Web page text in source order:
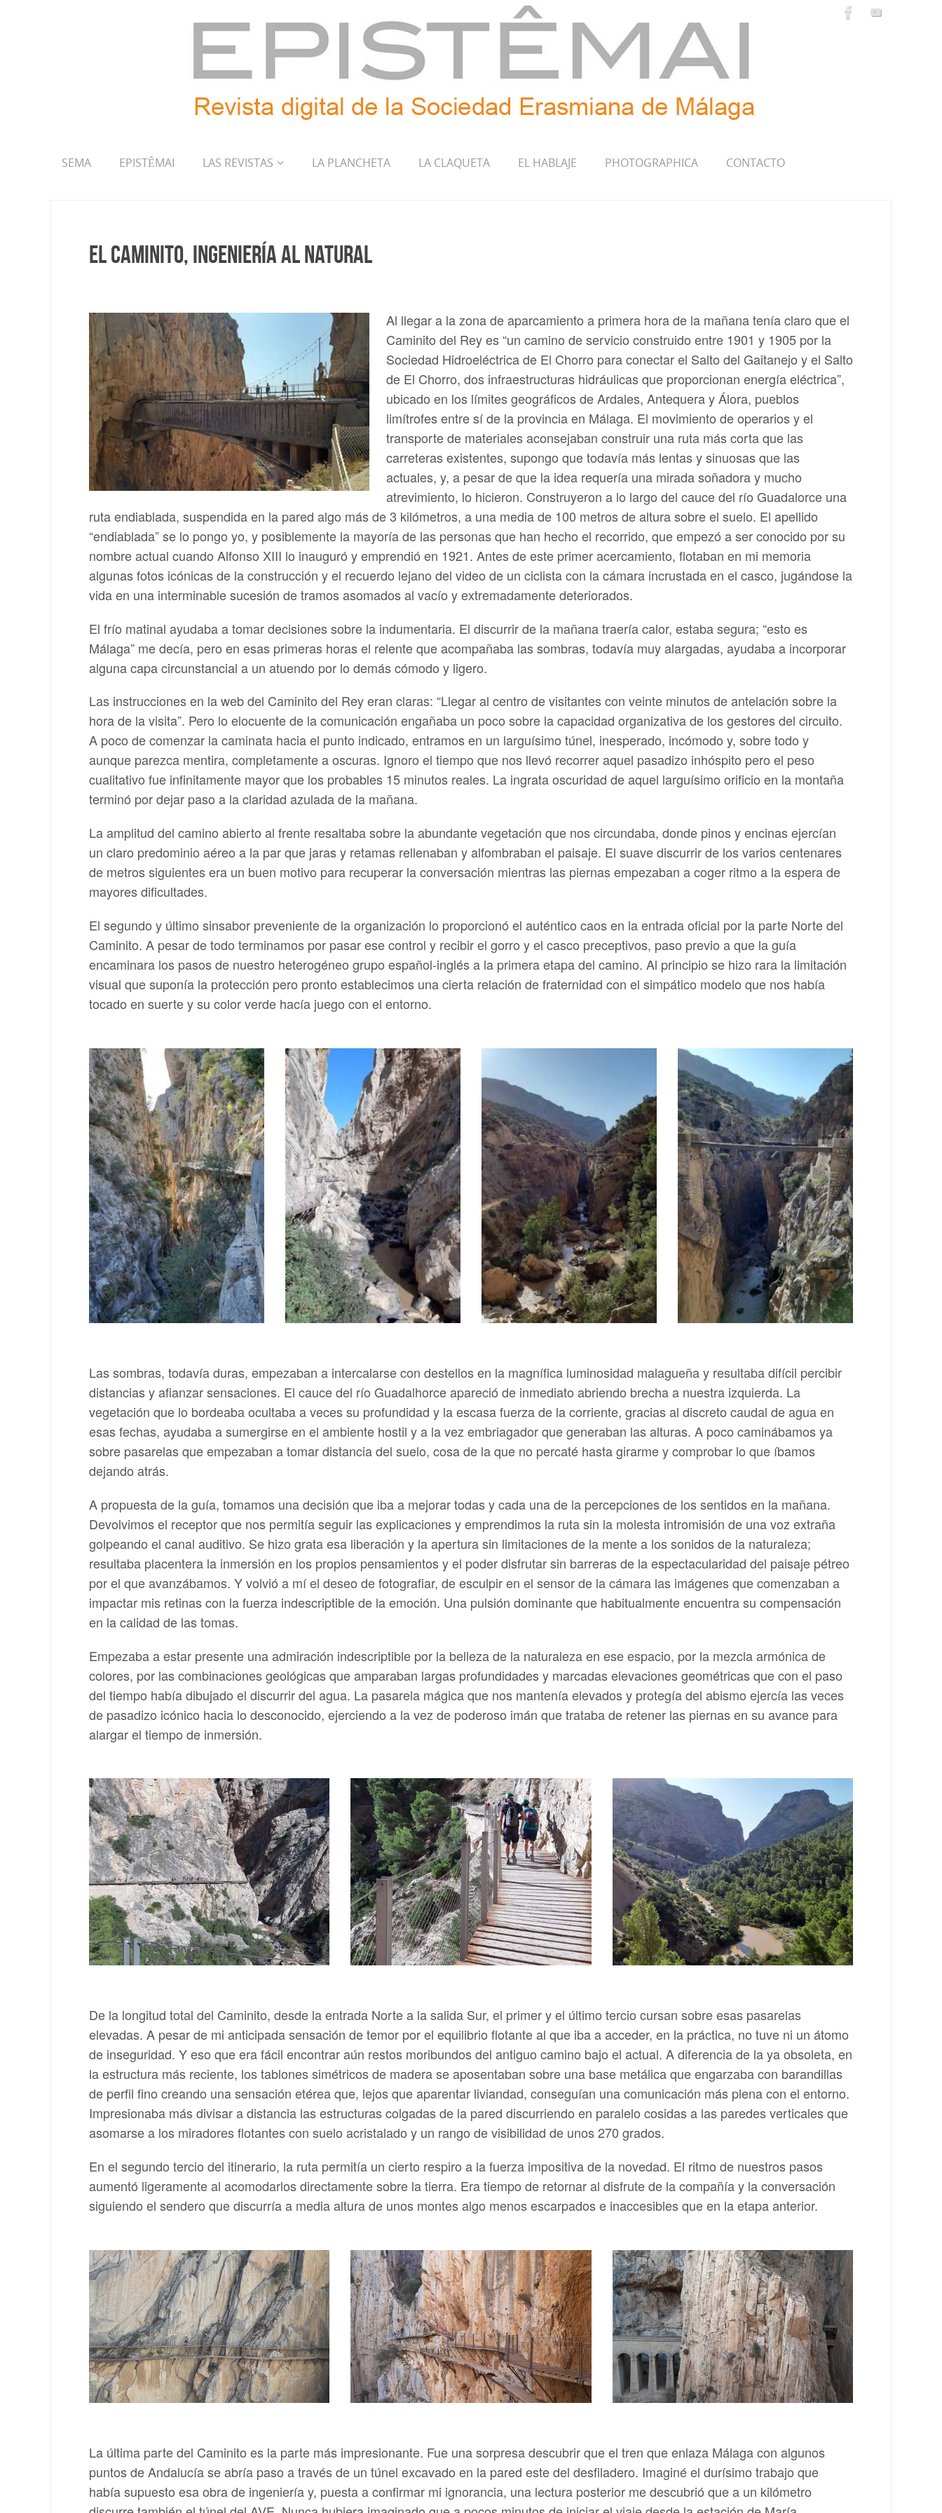
SEMA EPISTÊMAI LAS REVISTAS LA PLANCHETA LA CLAQUETA EL HABLAJE PHOTOGRAPHICA CONTACTO
El Caminito, ingeniería al natural
Al llegar a la zona de aparcamiento a primera hora de la mañana tenía claro que el
Caminito del Rey es “un camino de servicio construido entre 1901 y 1905 por la
Sociedad Hidroeléctrica de El Chorro para conectar el Salto del Gaitanejo y el Salto
de El Chorro, dos infraestructuras hidráulicas que proporcionan energía eléctrica”,
ubicado en los límites geográficos de Ardales, Antequera y Álora, pueblos
limítrofes entre sí de la provincia en Málaga. El movimiento de operarios y el
transporte de materiales aconsejaban construir una ruta más corta que las
carreteras existentes, supongo que todavía más lentas y sinuosas que las
actuales, y, a pesar de que la idea requería una mirada soñadora y mucho
atrevimiento, lo hicieron. Construyeron a lo largo del cauce del río Guadalorce una
ruta endiablada, suspendida en la pared algo más de 3 kilómetros, a una media de 100 metros de altura sobre el suelo. El apellido
“endiablada” se lo pongo yo, y posiblemente la mayoría de las personas que han hecho el recorrido, que empezó a ser conocido por su
nombre actual cuando Alfonso XIII lo inauguró y emprendió en 1921. Antes de este primer acercamiento, flotaban en mi memoria
algunas fotos icónicas de la construcción y el recuerdo lejano del video de un ciclista con la cámara incrustada en el casco, jugándose la
vida en una interminable sucesión de tramos asomados al vacío y extremadamente deteriorados.
El frío matinal ayudaba a tomar decisiones sobre la indumentaria. El discurrir de la mañana traería calor, estaba segura; “esto es
Málaga” me decía, pero en esas primeras horas el relente que acompañaba las sombras, todavía muy alargadas, ayudaba a incorporar
alguna capa circunstancial a un atuendo por lo demás cómodo y ligero.
Las instrucciones en la web del Caminito del Rey eran claras: “Llegar al centro de visitantes con veinte minutos de antelación sobre la
hora de la visita”. Pero lo elocuente de la comunicación engañaba un poco sobre la capacidad organizativa de los gestores del circuito.
A poco de comenzar la caminata hacia el punto indicado, entramos en un larguísimo túnel, inesperado, incómodo y, sobre todo y
aunque parezca mentira, completamente a oscuras. Ignoro el tiempo que nos llevó recorrer aquel pasadizo inhóspito pero el peso
cualitativo fue infinitamente mayor que los probables 15 minutos reales. La ingrata oscuridad de aquel larguísimo orificio en la montaña
terminó por dejar paso a la claridad azulada de la mañana.
La amplitud del camino abierto al frente resaltaba sobre la abundante vegetación que nos circundaba, donde pinos y encinas ejercían
un claro predominio aéreo a la par que jaras y retamas rellenaban y alfombraban el paisaje. El suave discurrir de los varios centenares
de metros siguientes era un buen motivo para recuperar la conversación mientras las piernas empezaban a coger ritmo a la espera de
mayores dificultades.
El segundo y último sinsabor preveniente de la organización lo proporcionó el auténtico caos en la entrada oficial por la parte Norte del
Caminito. A pesar de todo terminamos por pasar ese control y recibir el gorro y el casco preceptivos, paso previo a que la guía
encaminara los pasos de nuestro heterogéneo grupo español-inglés a la primera etapa del camino. Al principio se hizo rara la limitación
visual que suponía la protección pero pronto establecimos una cierta relación de fraternidad con el simpático modelo que nos había
tocado en suerte y su color verde hacía juego con el entorno.
Las sombras, todavía duras, empezaban a intercalarse con destellos en la magnífica luminosidad malagueña y resultaba difícil percibir
distancias y afianzar sensaciones. El cauce del río Guadalhorce apareció de inmediato abriendo brecha a nuestra izquierda. La
vegetación que lo bordeaba ocultaba a veces su profundidad y la escasa fuerza de la corriente, gracias al discreto caudal de agua en
esas fechas, ayudaba a sumergirse en el ambiente hostil y a la vez embriagador que generaban las alturas. A poco caminábamos ya
sobre pasarelas que empezaban a tomar distancia del suelo, cosa de la que no percaté hasta girarme y comprobar lo que íbamos
dejando atrás.
A propuesta de la guía, tomamos una decisión que iba a mejorar todas y cada una de la percepciones de los sentidos en la mañana.
Devolvimos el receptor que nos permitía seguir las explicaciones y emprendimos la ruta sin la molesta intromisión de una voz extraña
golpeando el canal auditivo. Se hizo grata esa liberación y la apertura sin limitaciones de la mente a los sonidos de la naturaleza;
resultaba placentera la inmersión en los propios pensamientos y el poder disfrutar sin barreras de la espectacularidad del paisaje pétreo
por el que avanzábamos. Y volvió a mí el deseo de fotografiar, de esculpir en el sensor de la cámara las imágenes que comenzaban a
impactar mis retinas con la fuerza indescriptible de la emoción. Una pulsión dominante que habitualmente encuentra su compensación
en la calidad de las tomas.
Empezaba a estar presente una admiración indescriptible por la belleza de la naturaleza en ese espacio, por la mezcla armónica de
colores, por las combinaciones geológicas que amparaban largas profundidades y marcadas elevaciones geométricas que con el paso
del tiempo había dibujado el discurrir del agua. La pasarela mágica que nos mantenía elevados y protegía del abismo ejercía las veces
de pasadizo icónico hacia lo desconocido, ejerciendo a la vez de poderoso imán que trataba de retener las piernas en su avance para
alargar el tiempo de inmersión.
De la longitud total del Caminito, desde la entrada Norte a la salida Sur, el primer y el último tercio cursan sobre esas pasarelas
elevadas. A pesar de mi anticipada sensación de temor por el equilibrio flotante al que iba a acceder, en la práctica, no tuve ni un átomo
de inseguridad. Y eso que era fácil encontrar aún restos moribundos del antiguo camino bajo el actual. A diferencia de la ya obsoleta, en
la estructura más reciente, los tablones simétricos de madera se aposentaban sobre una base metálica que engarzaba con barandillas
de perfil fino creando una sensación etérea que, lejos que aparentar liviandad, conseguían una comunicación más plena con el entorno.
Impresionaba más divisar a distancia las estructuras colgadas de la pared discurriendo en paralelo cosidas a las paredes verticales que
asomarse a los miradores flotantes con suelo acristalado y un rango de visibilidad de unos 270 grados.
En el segundo tercio del itinerario, la ruta permitía un cierto respiro a la fuerza impositiva de la novedad. El ritmo de nuestros pasos
aumentó ligeramente al acomodarlos directamente sobre la tierra. Era tiempo de retornar al disfrute de la compañía y la conversación
siguiendo el sendero que discurría a media altura de unos montes algo menos escarpados e inaccesibles que en la etapa anterior.
La última parte del Caminito es la parte más impresionante. Fue una sorpresa descubrir que el tren que enlaza Málaga con algunos
puntos de Andalucía se abría paso a través de un túnel excavado en la pared este del desfiladero. Imaginé el durísimo trabajo que
había supuesto esa obra de ingeniería y, puesta a confirmar mi ignorancia, una lectura posterior me descubrió que a un kilómetro